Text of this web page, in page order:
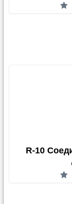
R-10